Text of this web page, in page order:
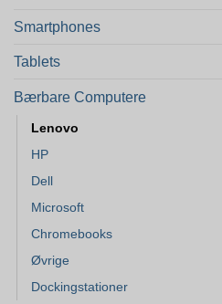
Smartphones
Tablets
Bærbare Computere
Lenovo
HP
Dell
Microsoft
Chromebooks
Øvrige
Dockingstationer